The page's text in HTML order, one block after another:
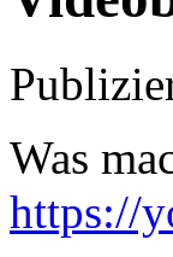
Was
https://